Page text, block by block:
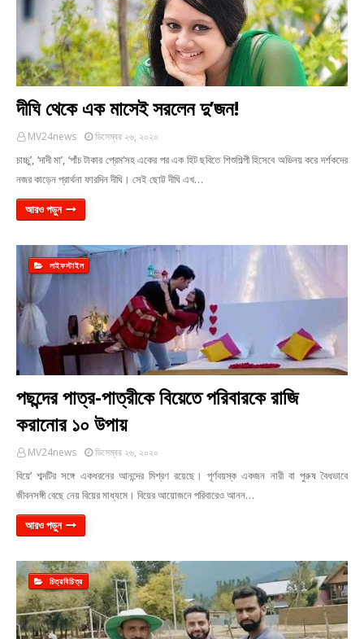
দীঘি থেকে এক মাসেই সরলেন দু’জন!
MV24news ডিসেম্বর ২৬, ২০২০
চাচ্চু’, ‘দাদী মা’, ‘পাঁচ টাকার প্রেম’সহ একের পর এক হিট ছবিতে শিশুশিল্পী হিসেবে অভিনয় করে দর্শকদের
নজর কাড়েন প্রার্থনা ফারদিন দীঘি। সেই ছোট্ট দীঘি এখ…
আরও পড়ুন
লাইফস্টাইল
পছন্দের পাত্র-পাত্রীকে বিয়েতে পরিবারকে রাজি
করানোর ১০ উপায়
MV24news ডিসেম্বর ২৬, ২০২০
বিয়ে’ শব্দটির সঙ্গে একধরনের আনন্দের মিশ্রণ রয়েছে। পূর্ণবয়স্ক একজন নারী বা পুরুষ বৈধভাবে
জীবনসঙ্গী বেছে নেয় বিয়ের মাধ্যমে। বিয়ের আয়োজনে পরিবারেও আনন…
আরও পড়ুন
চিত্রবিচিত্র